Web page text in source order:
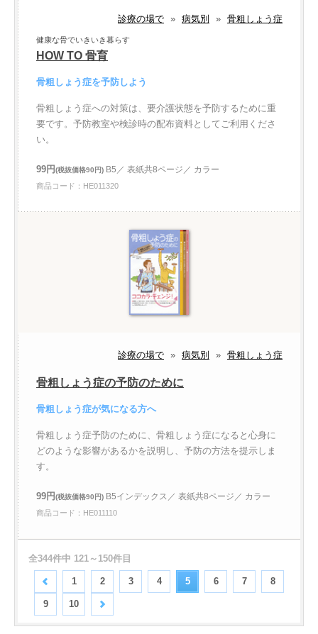
診療の場で » 病気別 » 骨粗しょう症
健康な骨でいきいき暮らす
HOW TO 骨育
骨粗しょう症を予防しよう
骨粗しょう症への対策は、要介護状態を予防するために重
要です。予防教室や検診時の配布資料としてご利用くださ
い。
99円(税抜価格90円) B5／ 表紙共8ページ／ カラー
商品コード：HE011320
診療の場で » 病気別 » 骨粗しょう症
骨粗しょう症の予防のために
骨粗しょう症が気になる方へ
骨粗しょう症予防のために、骨粗しょう症になると心身に
どのような影響があるかを説明し、予防の方法を提示しま
す。
99円(税抜価格90円) B5インデックス／ 表紙共8ページ／ カラー
商品コード：HE011110
全344件中 121～150件目
1 2 3 4 5 6 7 8
9 10